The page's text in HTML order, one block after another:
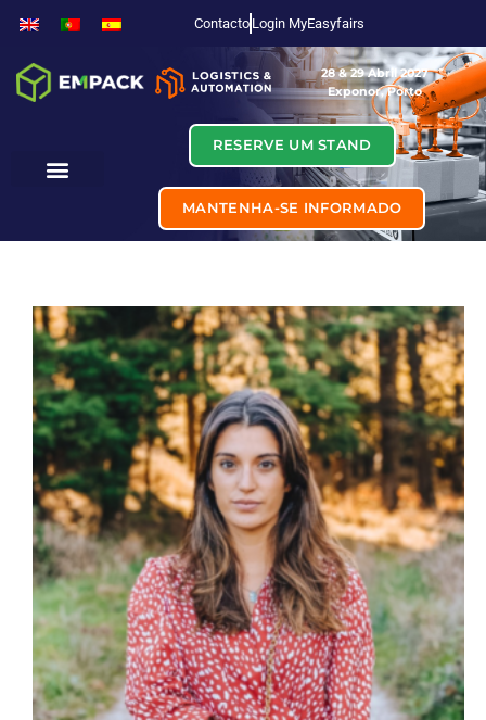
Contacto Login MyEasyfairs
28 & 29 Abril 2027
Exponor, Porto
RESERVE UM STAND
MANTENHA-SE INFORMADO